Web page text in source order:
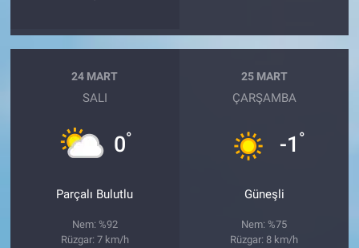
24 MART
SALI
0°
Parçalı Bulutlu
Nem: %92
Rüzgar: 7 km/h
25 MART
ÇARŞAMBA
-1 °
Güneşli
Nem: %75
Rüzgar: 8 km/h